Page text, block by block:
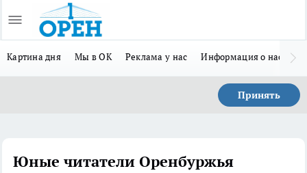
Картина дня Мы в ОК Реклама у нас Информация о нас
Принять
Юные читатели Оренбуржья